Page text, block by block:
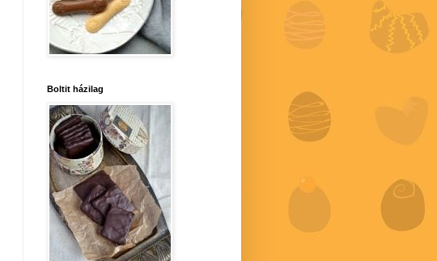
Boltit házilag